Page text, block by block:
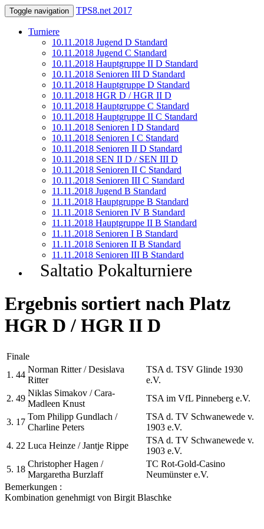
Toggle navigation TPS8.net 2017
Turniere
10.11.2018 Jugend D Standard
10.11.2018 Jugend C Standard
10.11.2018 Hauptgruppe II D Standard
10.11.2018 Senioren III D Standard
10.11.2018 Hauptgruppe D Standard
10.11.2018 HGR D / HGR II D
10.11.2018 Hauptgruppe C Standard
10.11.2018 Hauptgruppe II C Standard
10.11.2018 Senioren I D Standard
10.11.2018 Senioren I C Standard
10.11.2018 Senioren II D Standard
10.11.2018 SEN II D / SEN III D
10.11.2018 Senioren II C Standard
10.11.2018 Senioren III C Standard
11.11.2018 Jugend B Standard
11.11.2018 Hauptgruppe B Standard
11.11.2018 Senioren IV B Standard
11.11.2018 Hauptgruppe II B Standard
11.11.2018 Senioren I B Standard
11.11.2018 Senioren II B Standard
11.11.2018 Senioren III B Standard
Saltatio Pokalturniere
Ergebnis sortiert nach Platz
HGR D / HGR II D
Finale
1. 44
Norman Ritter / Desislava
Ritter
TSA d. TSV Glinde 1930
e.V.
2. 49
Niklas Simakov / Cara-
Madleen Knust
TSA im VfL Pinneberg e.V.
3. 17
Tom Philipp Gundlach /
Charline Peters
TSA d. TV Schwanewede v.
1903 e.V.
4. 22 Luca Heinze / Jantje Rippe
TSA d. TV Schwanewede v.
1903 e.V.
5. 18
Christopher Hagen /
Margaretha Burzlaff
TC Rot-Gold-Casino
Neumünster e.V.
Bemerkungen :
Kombination genehmigt von Birgit Blaschke